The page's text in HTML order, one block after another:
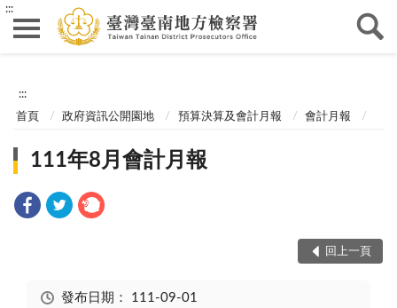
:::
:::
首頁 政府資訊公開園地 預算決算及會計月報 會計月報
111年8月會計月報
回上一頁
發布日期： 111-09-01